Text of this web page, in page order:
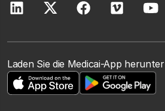
Laden Sie die Medicai-App herunter